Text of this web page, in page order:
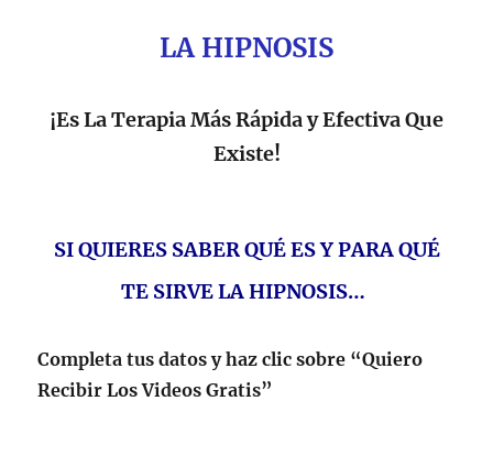
LA HIPNOSIS
¡Es La Terapia Más Rápida y Efectiva Que
Existe!
SI QUIERES SABER QUÉ ES Y PARA QUÉ
TE SIRVE LA HIPNOSIS…
Completa tus datos y haz clic sobre “Quiero
Recibir Los Videos Gratis”